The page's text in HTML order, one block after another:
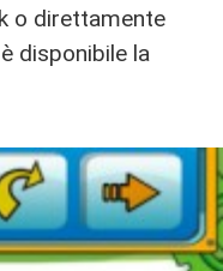
o direttamente
è disponibile la